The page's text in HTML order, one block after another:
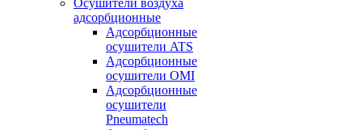
Осушители воздуха
адсорбционные
Адсорбционные
осушители ATS
Адсорбционные
осушители OMI
Адсорбционные
осушители
Pneumatech